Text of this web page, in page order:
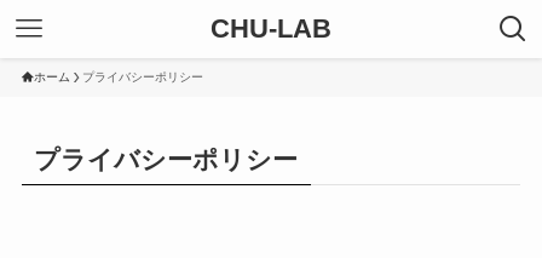
CHU-LAB
ホーム プライバシーポリシー
プライバシーポリシー